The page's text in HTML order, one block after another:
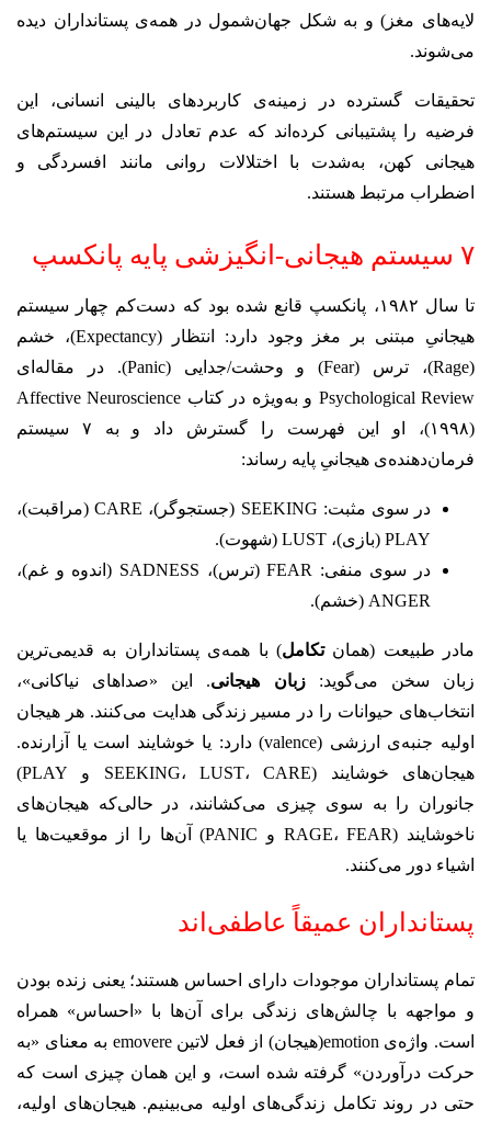
لایه‌های مغز) و به شکل جهان‌شمول در همه‌ی پستانداران دیده
می‌شوند.
تحقیقات گسترده در زمینه‌ی کاربردهای بالینی انسانی، این
فرضیه را پشتیبانی کرده‌اند که عدم تعادل در این سیستم‌های
هیجانی کهن، به‌شدت با اختلالات روانی مانند افسردگی و
اضطراب مرتبط هستند.
۷ سیستم هیجانی-انگیزشی پایه پانکسپ
تا سال ۱۹۸۲، پانکسپ قانع شده بود که دست‌کم چهار سیستم
هیجانیِ مبتنی بر مغز وجود دارد: انتظار (Expectancy)، خشم
(Rage)، ترس (Fear) و وحشت/جدایی (Panic). در مقاله‌ای
Psychological Review و به‌ویژه در کتاب Affective Neuroscience
(۱۹۹۸)، او این فهرست را گسترش داد و به ۷ سیستم
فرمان‌دهنده‌ی هیجانیِ پایه رساند:
در سوی مثبت: SEEKING (جستجوگر)، CARE (مراقبت)،
PLAY (بازی)، LUST (شهوت).
در سوی منفی: FEAR (ترس)، SADNESS (اندوه و غم)،
ANGER (خشم).
مادر طبیعت (همانتکامل) با همه‌ی پستانداران به قدیمی‌ترین
زبان سخن می‌گوید:زبان هیجانی. این «صداهای نیاکانی»،
انتخاب‌های حیوانات را در مسیر زندگی هدایت می‌کنند. هر هیجان
اولیه جنبه‌ی ارزشی (valence) دارد: یا خوشایند است یا آزارنده.
هیجان‌های خوشایند (SEEKING، LUST، CARE و PLAY)
جانوران را به سوی چیزی می‌کشانند، در حالی‌که هیجان‌های
ناخوشایند (RAGE، FEAR و PANIC) آن‌ها را از موقعیت‌ها یا
اشیاء دور می‌کنند.
پستانداران عمیقاً عاطفی‌اند
تمام پستانداران موجودات دارای احساس هستند؛ یعنی زنده بودن
و مواجهه با چالش‌های زندگی برای آن‌ها با «احساس» همراه
است. واژه‌ی emotion(هیجان) از فعل لاتین emovere به معنای «به
حرکت درآوردن» گرفته شده است، و این همان چیزی است که
حتی در روند تکامل زندگی‌های اولیه می‌بینیم. هیجان‌های اولیه،